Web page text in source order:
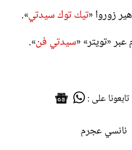
زوروا «تيك توك سيدتي».
عبر «تويتر» «سيدتي فن».
تابعونا على :
نانسي عجرم